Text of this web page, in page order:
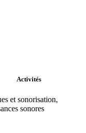
Activités
et sonorisation,
sonores